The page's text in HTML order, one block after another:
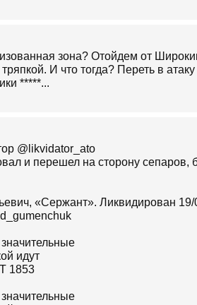
зона? Отойдем от
И что тогда? Переть в атаку
*****...
https://twitter.com/likvidator_ato Ликвидатор ‏@likvidator_ato
и перешел на сторону сепаров,
«Сержант». Ликвидирован